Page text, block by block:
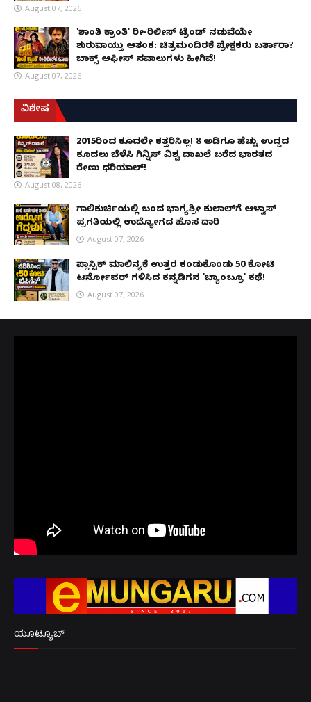
August 07, 2026
'ಶಾಂತಿ ಕ್ರಾಂತಿ' ರೀ-ರಿಲೀಸ್ ಟ್ರೆಂಡ್ ನಡುವೆಯೇ
ಶುರುವಾಯ್ತು ಆತಂಕ: ಚಿತ್ರಮಂದಿರಕ್ಕೆ ಪ್ರೇಕ್ಷಕರು ಬರ್ತಾರಾ?
ಬಾಕ್ಸ್ ಆಫೀಸ್ ಸವಾಲುಗಳು ಹೀಗಿವೆ!
August 07, 2026
ವಿಶೇಷ
2015ರಿಂದ ಕೂದಲೇ ಕತ್ತರಿಸಿಲ್ಲ! 8 ಅಡಿಗೂ ಹೆಚ್ಚು ಉದ್ದದ
ಕೂದಲು ಬೆಳೆಸಿ ಗಿನ್ನಿಸ್ ವಿಶ್ವ ದಾಖಲೆ ಬರೆದ ಭಾರತದ
ರೇಣು ಧರಿಯಾಲ್!
August 08, 2026
ಗಾಲಿಕುರ್ಚಿಯಲ್ಲಿ ಬಂದ ಭಾಗ್ಯಶ್ರೀ ಕುಲಾಲ್‌ಗೆ ಆಳ್ವಾಸ್
ಪ್ರಗತಿಯಲ್ಲಿ ಉದ್ಯೋಗದ ಹೊಸ ದಾರಿ
August 07, 2026
ಪ್ಲಾಸ್ಟಿಕ್ ಮಾಲಿನ್ಯಕ್ಕೆ ಉತ್ತರ ಕಂಡುಕೊಂಡು ₹50 ಕೋಟಿ
ಟರ್ನೋವರ್ ಗಳಿಸಿದ ಕನ್ನಡಿಗನ 'ಬ್ಯಾಂಬ್ರೂ' ಕಥೆ!
August 07, 2026
ಯೂಟ್ಯೂಬ್